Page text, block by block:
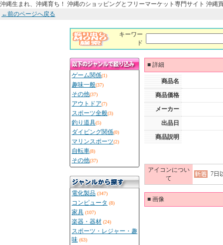
沖縄生まれ、沖縄育ち！ 沖縄のショッピングとフリーマーケット専門サイト 沖縄
←前のページへ戻る
キーワー
ド
ゲーム関係(1)
趣味一般(37)
その他(37)
アウトドア(7)
スポーツ全般(3)
釣り道具(5)
ダイビング関係(0)
マリンスポーツ(2)
自転車(8)
その他(37)
電化製品 (347)
コンピュータ (8)
家具 (107)
楽器・器材 (24)
スポーツ・レジャー・趣
味 (63)
■ 詳細
商品名
商品価格
メーカー
出品日
商品説明
アイコンについ
て
7日
■ 画像